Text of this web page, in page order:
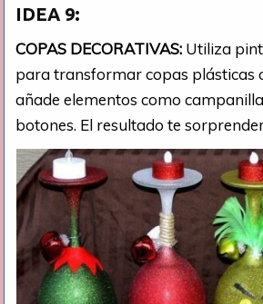
IDEA 9:
COPAS DECORATIVAS: Utiliza
para transformar copas plásticas
añade elementos como
botones. El resultado te